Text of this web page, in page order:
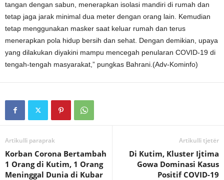
tangan dengan sabun, menerapkan isolasi mandiri di rumah dan
tetap jaga jarak minimal dua meter dengan orang lain. Kemudian
tetap menggunakan masker saat keluar rumah dan terus
menerapkan pola hidup bersih dan sehat. Dengan demikian, upaya
yang dilakukan diyakini mampu mencegah penularan COVID-19 di
tengah-tengah masyarakat,” pungkas Bahrani.(Adv-Kominfo)
Artikulli paraprak
Korban Corona Bertambah
1 Orang di Kutim, 1 Orang
Meninggal Dunia di Kubar
Artikulli tjetër
Di Kutim, Kluster Ijtima
Gowa Dominasi Kasus
Positif COVID-19